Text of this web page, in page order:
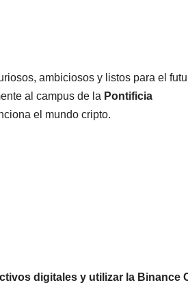
ambiciosos y listos para el
al campus de la Pontificia
el mundo cripto.
digitales y utilizar la Binance